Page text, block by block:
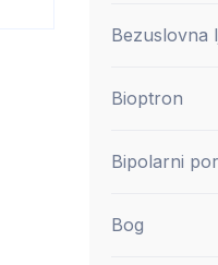
Bezuslovna
Bioptron
Bipolarni
Bog